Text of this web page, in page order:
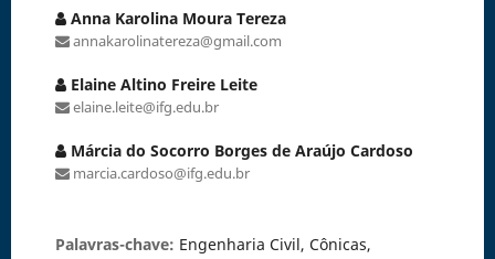
Anna Karolina Moura Tereza
annakarolinatereza@gmail.com
Elaine Altino Freire Leite
elaine.leite@ifg.edu.br
Márcia do Socorro Borges de Araújo Cardoso
marcia.cardoso@ifg.edu.br
Palavras-chave: Engenharia Civil, Cônicas,